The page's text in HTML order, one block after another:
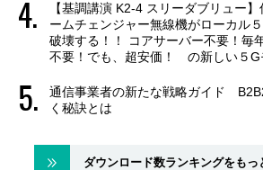
【基調講演 K2-4 スリーダブリュー
ームチェンジャー無線機がローカル
破壊する！！ コアサーバー不要！毎
不要！でも、超安価！ の新しい５G
通信事業者の新たな戦略ガイド
く秘訣とは
ダウンロード数ランキングをもっ